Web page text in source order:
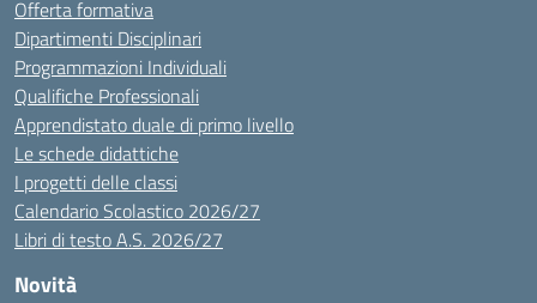
Offerta formativa
Dipartimenti Disciplinari
Programmazioni Individuali
Qualifiche Professionali
Apprendistato duale di primo livello
Le schede didattiche
I progetti delle classi
Calendario Scolastico 2026/27
Libri di testo A.S. 2026/27
Novità